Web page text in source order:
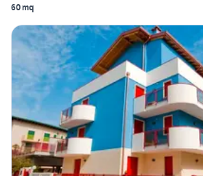
60 mq